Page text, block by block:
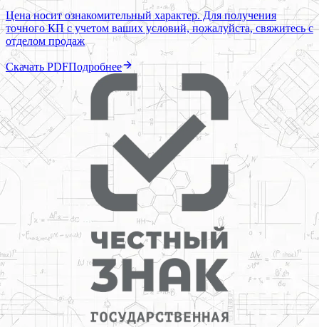
Цена носит ознакомительный характер. Для получения
точного КП с учетом ваших условий, пожалуйста, свяжитесь с
отделом продаж
Скачать PDFПодробнее